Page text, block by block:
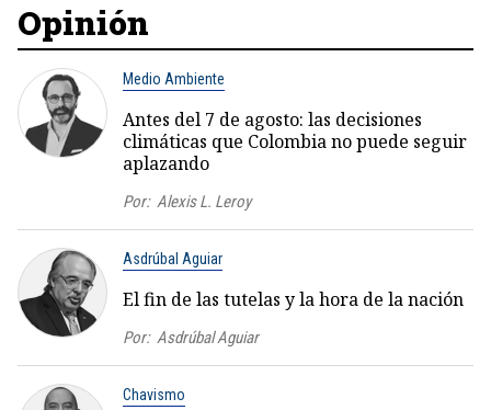
Opinión
Medio Ambiente
Antes del 7 de agosto: las decisiones
climáticas que Colombia no puede seguir
aplazando
Por: Alexis L. Leroy
Asdrúbal Aguiar
El fin de las tutelas y la hora de la nación
Por: Asdrúbal Aguiar
Chavismo